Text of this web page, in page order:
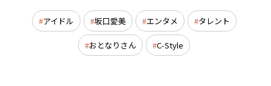
アイドル 坂口愛美 エンタメ タレント
おとなりさん C-Style